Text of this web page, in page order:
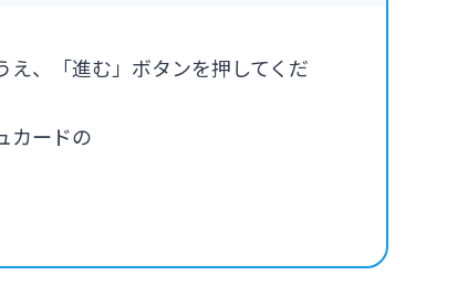
、「進む」ボタンを押してくだ
カードの